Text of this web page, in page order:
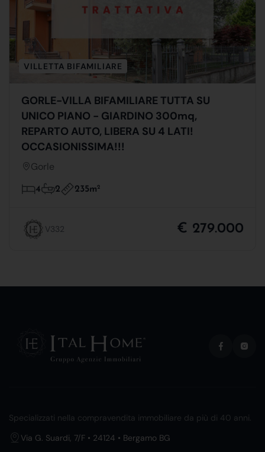
VILLETTA BIFAMILIARE
GORLE-VILLA BIFAMILIARE TUTTA SU
UNICO PIANO - GIARDINO 300mq,
REPARTO AUTO, LIBERA SU 4 LATI!
OCCASIONISSIMA!!!
Gorle
4 2 235m2
V332 € 279.000
Specializzati nella compravendita immobiliare da più di 40 anni.
Via G. Suardi, 7/F • 24124 • Bergamo BG